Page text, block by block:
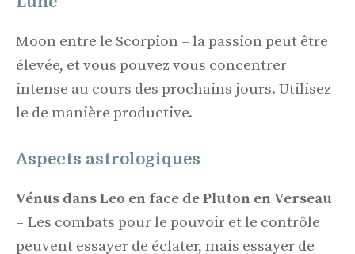
Moon entre le Scorpion – la passion peut être
élevée, et vous pouvez vous concentrer
intense au cours des prochains jours. Utilisez-
le de manière productive.
Aspects astrologiques
Vénus dans Leo en face de Pluton en Verseau
– Les combats pour le pouvoir et le contrôle
peuvent essayer de éclater, mais essayer de